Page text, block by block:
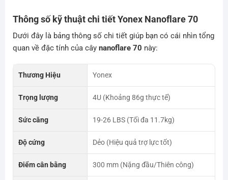
Thông số kỹ thuật chi tiết Yonex Nanoflare 70
Dưới đây là bảng thông số chi tiết giúp bạn có cái nhìn tổng
quan về đặc tính của cây nanoflare 70 này:
Thương Hiệu Yonex
Trọng lượng 4U (Khoảng 86g thực tế)
Sức căng 19-26 LBS (Tối đa 11.7kg)
Độ cứng Dẻo (Hiệu quả trợ lực tốt)
Điểm cân bằng 300 mm (Nặng đầu/Thiên công)